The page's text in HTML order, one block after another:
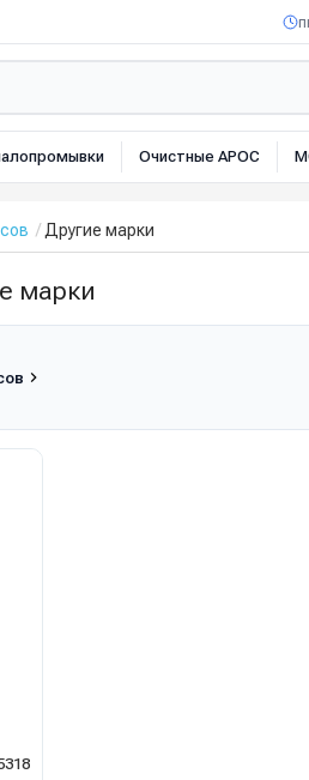
Очистные АРОС
Другие марки
марки